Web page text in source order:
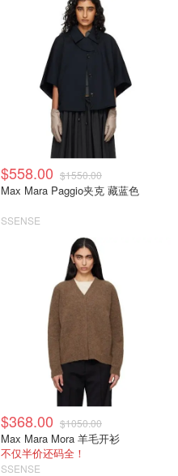
$558.00 $1550.00
Max Mara Paggio夹克 藏蓝色
SSENSE
$368.00 $1050.00
Max Mara Mora 羊毛开衫
不仅半价还码全！
SSENSE